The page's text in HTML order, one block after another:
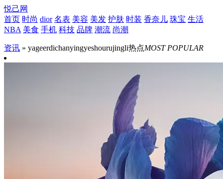
悦己网
首页 时尚 dior 名表 美容 美发 护肤 时装 香奈儿 珠宝 生活
NBA 美食 手机 科技 品牌 潮流 尚潮
资讯 » yageerdichanyingyeshourujingli热点MOST POPULAR